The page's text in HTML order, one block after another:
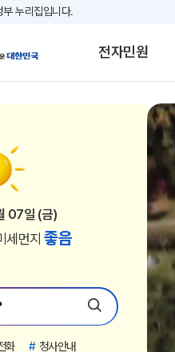
누리집입니다.
전자민원
07일 (금)
세먼지 좋음
07일 (금)
세먼지 좋음
07일 (금)
세먼지좋음
07일 (금)
세먼지좋음
07일 (금)
세먼지좋음
07일 (금)
세먼지좋음
07일 (금)
세먼지좋음
07일 (금)
세먼지좋음
07일 (금)
세먼지좋음
07일 (금)
세먼지좋음
07일 (금)
세먼지 좋음
07일 (금)
세먼지좋음
07일 (금)
세먼지좋음
07일 (금)
세먼지 좋음
07일 (금)
세먼지좋음
07일 (금)
세먼지좋음
07일 (금)
세먼지좋음
07일 (금)
세먼지좋음
07일 (금)
세먼지 좋음
07일 (금)
세먼지좋음
07일 (금)
세먼지좋음
07일 (금)
세먼지 좋음
화 # 청사안내